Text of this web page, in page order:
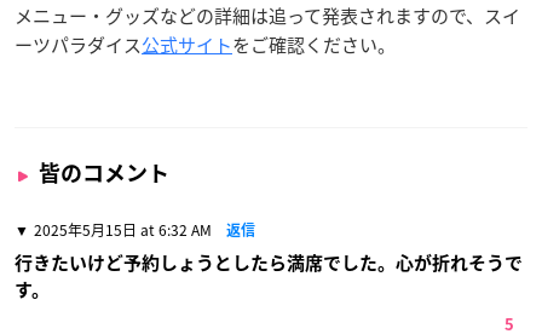
メニュー・グッズなどの詳細は追って発表されますので、スイ
ーツパラダイス公式サイトをご確認ください。
皆のコメント
2025年5月15日 at 6:32 AM 返信
行きたいけど予約しょうとしたら満席でした。心が折れそうで
す。
5